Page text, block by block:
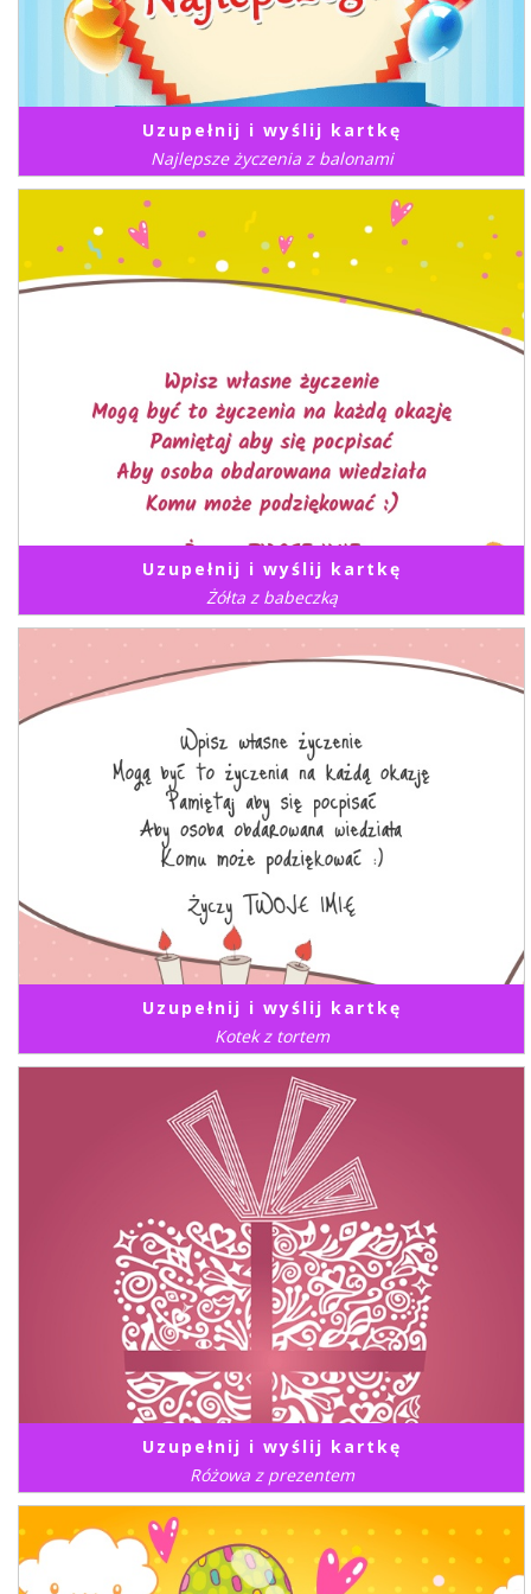
Uzupełnij i wyślij kartkę
Najlepsze życzenia z balonami
Uzupełnij i wyślij kartkę
Żółta z babeczką
Uzupełnij i wyślij kartkę
Kotek z tortem
Uzupełnij i wyślij kartkę
Różowa z prezentem